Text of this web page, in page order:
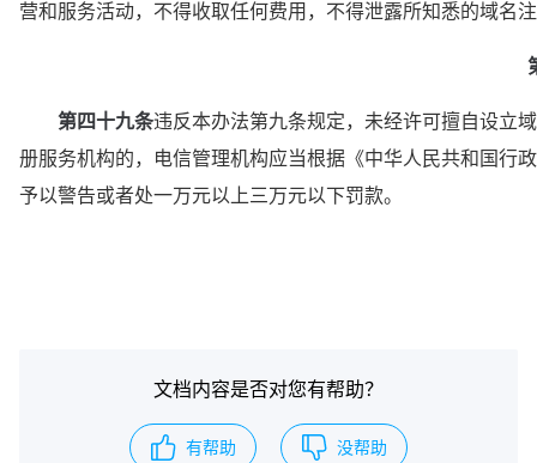
营和服务活动，不得收取任何费用，不得泄露所知悉的域名
第四十九条违反本办法第九条规定，未经许可擅自设立
册服务机构的，电信管理机构应当根据《中华人民共和国行
予以警告或者处一万元以上三万元以下罚款。
文档内容是否对您有帮助？
有帮助 没帮助